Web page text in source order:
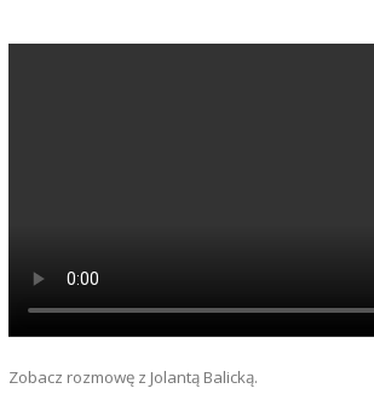
Zobacz rozmowę z Jolantą Balicką.